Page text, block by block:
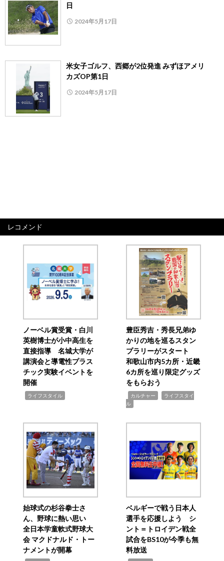
日
2024年5月17日
米女子ゴルフ、西郷が2位発進 みずほアメリ
カズOP第1日
2024年5月17日
レコメンド
ノーベル賞受賞・白川
英樹博士が小中高生を
直接指導 名城大学が
講演会と導電性プラス
チック実験イベントを
開催
ライフスタイル
豊臣秀吉・秀長兄弟ゆ
かりの地を巡るスタン
プラリーがスタート
和歌山市内5カ所・近畿
6カ所を巡り限定グッズ
をもらおう
カルチャー
ライフスタイ
ル
始球式の杉谷拳士さ
ん、野球に熱い思い
全日本学童軟式野球大
会 マクドナルド・トー
ナメントが開幕
ベルギーで戦う日本人
選手を応援しよう シ
ント＝トロイデン戦全
試合をBS10が今季も無
料放送